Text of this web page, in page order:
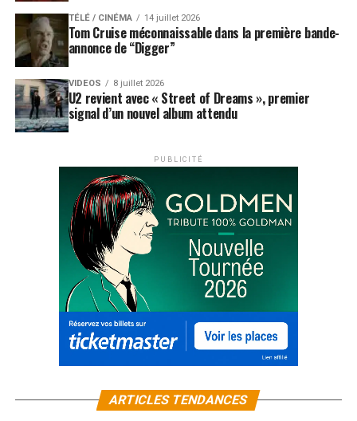
TÉLÉ / CINÉMA 14 juillet 2026
Tom Cruise méconnaissable dans la première bande-
annonce de “Digger”
VIDEOS 8 juillet 2026
U2 revient avec « Street of Dreams », premier
signal d’un nouvel album attendu
PUBLICITÉ
ARTICLES TENDANCES